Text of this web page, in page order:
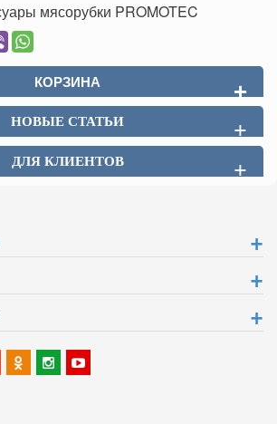
мясорубки PROMOTEC
КОРЗИНА +
НОВЫЕ СТАТЬИ +
ДЛЯ КЛИЕНТОВ +
+
+
+